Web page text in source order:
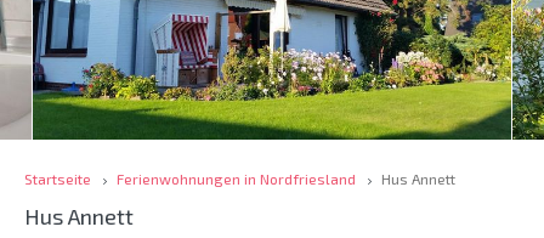
Startseite Ferienwohnungen in Nordfriesland Hus Annett
Hus Annett